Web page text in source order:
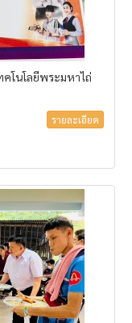
โนโลยีพระมหาไถ่
รายละเอียด